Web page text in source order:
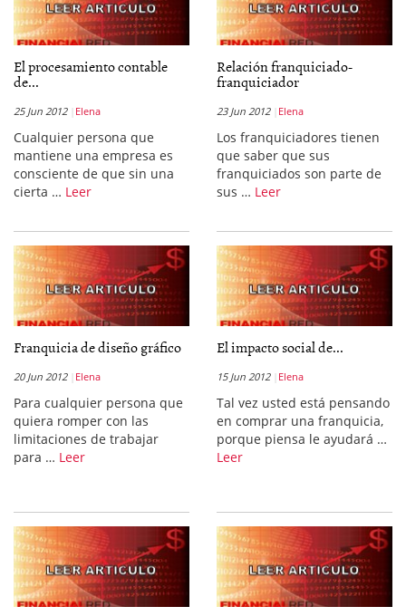
El procesamiento contable
de...
25 Jun 2012 Elena
Cualquier persona que
mantiene una empresa es
consciente de que sin una
cierta … Leer
Relación franquiciado-
franquiciador
23 Jun 2012 Elena
Los franquiciadores tienen
que saber que sus
franquiciados son parte de
sus … Leer
Franquicia de diseño gráfico
20 Jun 2012 Elena
Para cualquier persona que
quiera romper con las
limitaciones de trabajar
para … Leer
El impacto social de...
15 Jun 2012 Elena
Tal vez usted está pensando
en comprar una franquicia,
porque piensa le ayudará …
Leer